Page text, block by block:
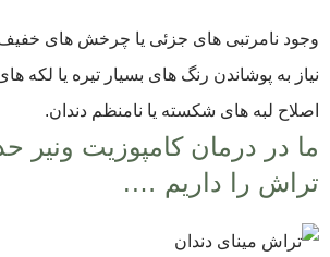
وجود نامرتبی های جزئی یا چرخش های خفیف
نیاز به پوشاندن رنگ های بسیار تیره یا لکه
اصلاح لبه های شکسته یا نامنظم دندان.
ما در درمان کامپوزیت ونیر
تراش را داریم ….